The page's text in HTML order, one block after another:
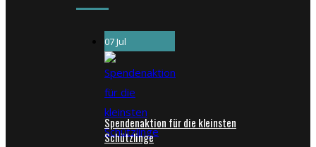
07 Jul
Spendenaktion für die kleinsten
Schützlinge